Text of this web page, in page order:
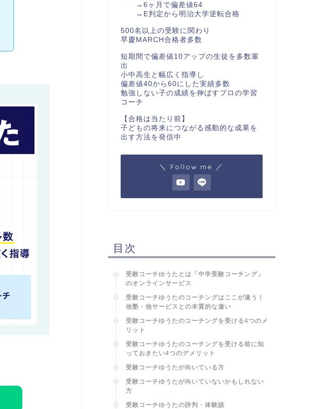
→6ヶ月で偏差値64
→E判定から明治大学逆転合格
500名以上の受験に関わり
早慶MARCH合格者多数
短期間で偏差値10アップの生徒を多数輩
出
小中高生と幅広く指導し
偏差値40から60にした実績多数
勉強しない子の成績を伸ばすプロの学習
コーチ
【合格は当たり前】
子どもの将来につながる感動的な成果を
出す方法を発信中
＼ Follow me ／
目次
受験コーチゆうたとは「中学受験コーチング」
のオンラインサービス
受験コーチゆうたのコーチングはここが違う！
他塾・他サービスとの本質的な違い
受験コーチゆうたのコーチングを受ける4つのメ
リット
受験コーチゆうたのコーチングを受ける前に知
っておきたい4つのデメリット
受験コーチゆうたが向いている方
受験コーチゆうたが向いていないかもしれない
方
受験コーチゆうたの評判・体験談